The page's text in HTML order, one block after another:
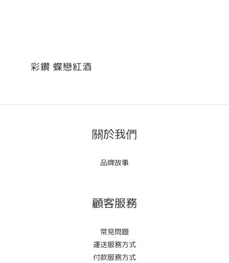
彩鑽 蝶戀紅酒
關於我們
品牌故事
顧客服務
常見問題
運送服務方式
付款服務方式